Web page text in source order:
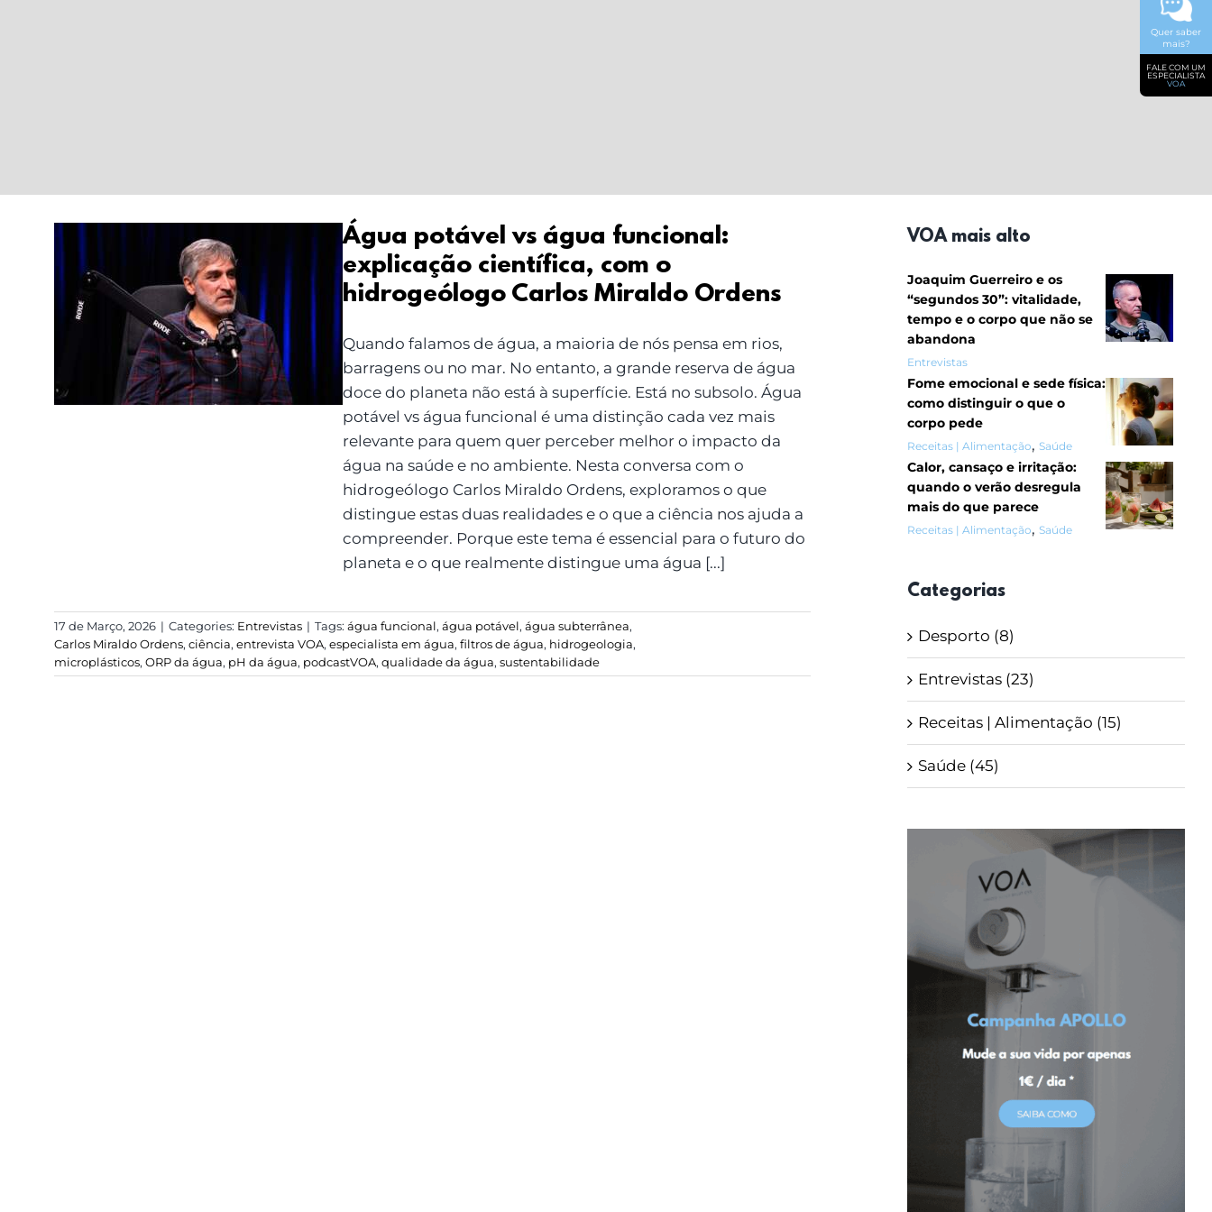
Água potável vs água
funcional: explicação
científica, com o
hidrogeólogo Carlos
Miraldo Ordens
Água potável vs água funcional:
explicação científica, com o
hidrogeólogo Carlos Miraldo Ordens
Quando falamos de água, a maioria de nós pensa em rios,
barragens ou no mar. No entanto, a grande reserva de água
doce do planeta não está à superfície. Está no subsolo. Água
potável vs água funcional é uma distinção cada vez mais
relevante para quem quer perceber melhor o impacto da
água na saúde e no ambiente. Nesta conversa com o
hidrogeólogo Carlos Miraldo Ordens, exploramos o que
distingue estas duas realidades e o que a ciência nos ajuda a
compreender. Porque este tema é essencial para o futuro do
planeta e o que realmente distingue uma água [...]
17 de Março, 2026 | Categories: Entrevistas | Tags: água funcional, água potável, água subterrânea,
Carlos Miraldo Ordens, ciência, entrevista VOA, especialista em água, filtros de água, hidrogeologia,
microplásticos, ORP da água, pH da água, podcastVOA, qualidade da água, sustentabilidade
VOA mais alto
Joaquim Guerreiro e os
“segundos 30”: vitalidade,
tempo e o corpo que não se
abandona
Entrevistas
Fome emocional e sede física:
como distinguir o que o
corpo pede
Receitas | Alimentação, Saúde
Calor, cansaço e irritação:
quando o verão desregula
mais do que parece
Receitas | Alimentação, Saúde
Categorias
Desporto (8)
Entrevistas (23)
Receitas | Alimentação (15)
Saúde (45)
Quer saber
mais?
FALE COM UM
ESPECIALISTA
VOA